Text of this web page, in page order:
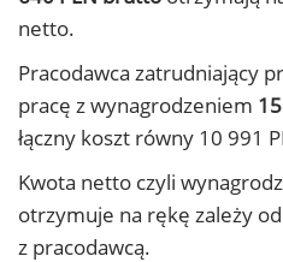
netto.
Pracodawca zatrudniający
pracę z wynagrodzeniem
łączny koszt równy 10 991
Kwota netto czyli
otrzymuje na rękę zależy
z pracodawcą.